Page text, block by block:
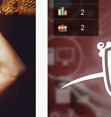
2
2